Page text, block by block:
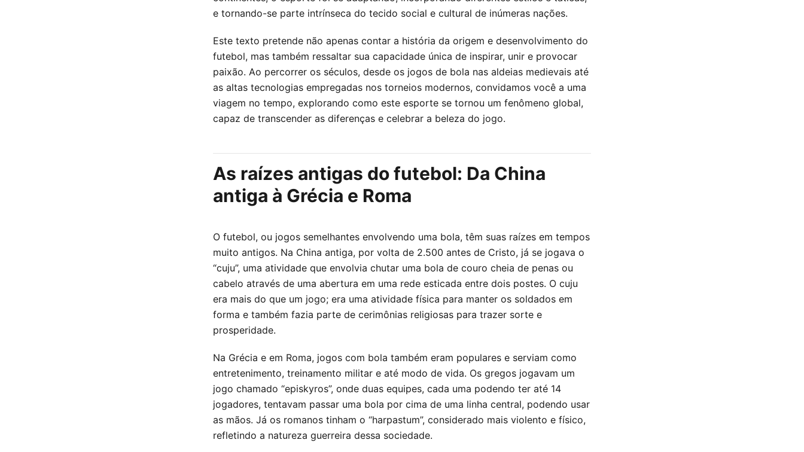
e tornando-se parte intrínseca do tecido social e cultural de inúmeras nações.
Este texto pretende não apenas contar a história da origem e desenvolvimento do
futebol, mas também ressaltar sua capacidade única de inspirar, unir e provocar
paixão. Ao percorrer os séculos, desde os jogos de bola nas aldeias medievais até
as altas tecnologias empregadas nos torneios modernos, convidamos você a uma
viagem no tempo, explorando como este esporte se tornou um fenômeno global,
capaz de transcender as diferenças e celebrar a beleza do jogo.
As raízes antigas do futebol: Da China
antiga à Grécia e Roma
O futebol, ou jogos semelhantes envolvendo uma bola, têm suas raízes em tempos
muito antigos. Na China antiga, por volta de 2.500 antes de Cristo, já se jogava o
“cuju”, uma atividade que envolvia chutar uma bola de couro cheia de penas ou
cabelo através de uma abertura em uma rede esticada entre dois postes. O cuju
era mais do que um jogo; era uma atividade física para manter os soldados em
forma e também fazia parte de cerimônias religiosas para trazer sorte e
prosperidade.
Na Grécia e em Roma, jogos com bola também eram populares e serviam como
entretenimento, treinamento militar e até modo de vida. Os gregos jogavam um
jogo chamado “episkyros”, onde duas equipes, cada uma podendo ter até 14
jogadores, tentavam passar uma bola por cima de uma linha central, podendo usar
as mãos. Já os romanos tinham o “harpastum”, considerado mais violento e físico,
refletindo a natureza guerreira dessa sociedade.